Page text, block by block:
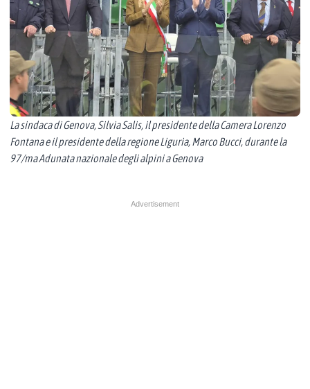
La sindaca di Genova, Silvia Salis, il presidente della Camera Lorenzo
Fontana e il presidente della regione Liguria, Marco Bucci, durante la
97/ma Adunata nazionale degli alpini a Genova